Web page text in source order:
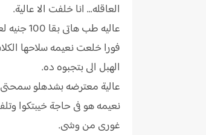
العاقله... انا خلفت الا عالية.
عاليه طب هاتى بقا 100 جنيه لعالية حبيبتك عشان خارجه بكره.
فورا خلعت نعيمه سلاحھا
الهبل الى بتجبوه ده.
عالية معترضه بشدهلو سمحتى
نعيمه هو فى حاجة خيبتكوا
غورى من وشى.